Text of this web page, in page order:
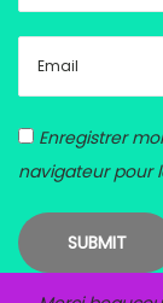
Enregistrer
navigateur pour